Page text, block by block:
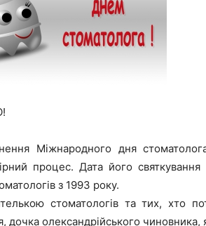
Міжнародного дня
процес. Дата його
з 1993 року.
стоматологів та тих, хто
дочка олександрійського